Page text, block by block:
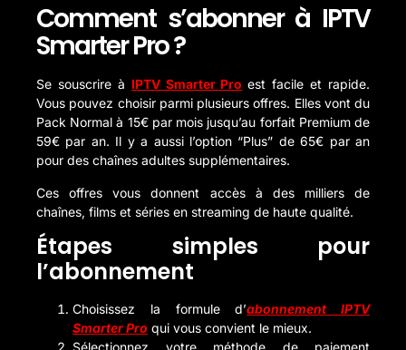
Comment s’abonner à IPTV
Smarter Pro ?
Se souscrire à IPTV Smarter Pro est facile et rapide.
Vous pouvez choisir parmi plusieurs offres. Elles vont du
Pack Normal à 15€ par mois jusqu’au forfait Premium de
59€ par an. Il y a aussi l’option “Plus” de 65€ par an
pour des chaînes adultes supplémentaires.
Ces offres vous donnent accès à des milliers de
chaînes, films et séries en streaming de haute qualité.
Étapes simples pour
l’abonnement
Choisissez la formule d’abonnement IPTV
Smarter Pro qui vous convient le mieux.